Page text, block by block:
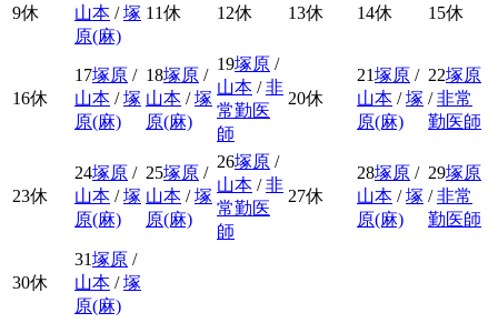
9休
山本 /塚
原(麻)
11休 12休 13休 14休 15休
16休
17塚原 /
山本 /塚
原(麻)
18塚原 /
山本 /塚
原(麻)
19塚原 /
山本 /非
常勤医
師
20休
21塚原 /
山本 /塚
原(麻)
22塚原
/非常
勤医師
23休
24塚原 /
山本 /塚
原(麻)
25塚原 /
山本 /塚
原(麻)
26塚原 /
山本 /非
常勤医
師
27休
28塚原 /
山本 /塚
原(麻)
29塚原
/非常
勤医師
30休
31塚原 /
山本 /塚
原(麻)